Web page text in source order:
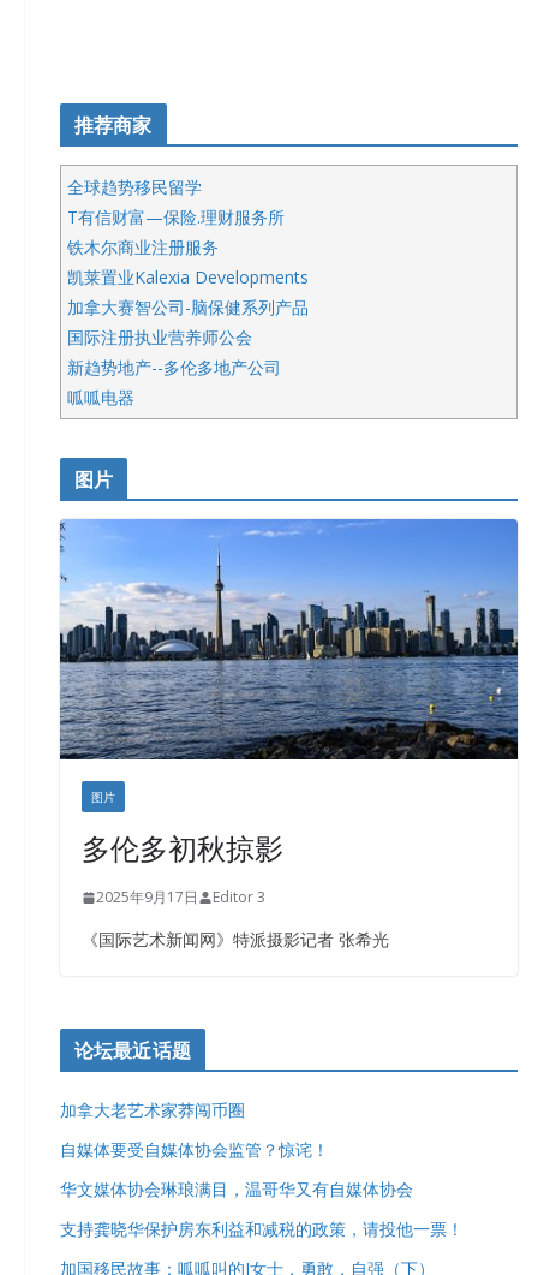
推荐商家
全球趋势移民留学
T有信财富—保险.理财服务所
铁木尔商业注册服务
凯莱置业Kalexia Developments
加拿大赛智公司-脑保健系列产品
国际注册执业营养师公会
新趋势地产--多伦多地产公司
呱呱电器
开明车行KS CAR SALES & SERVICE
皇后金融集团
铁木尔商业注册服务
图片
图片
多伦多初秋掠影
2025年9月17日 Editor 3
《国际艺术新闻网》特派摄影记者 张希光
论坛最近话题
加拿大老艺术家莽闯币圈
自媒体要受自媒体协会监管？惊诧！
华文媒体协会琳琅满目，温哥华又有自媒体协会
支持龚晓华保护房东利益和减税的政策，请投他一票！
加国移民故事：呱呱叫的J女士，勇敢，自强（下）